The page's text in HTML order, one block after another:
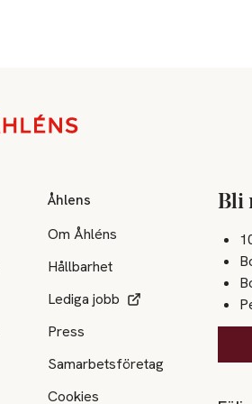
Åhlens
Om Åhléns
Hållbarhet
Lediga jobb
Press
Samarbetsföretag
Cookies
Bli